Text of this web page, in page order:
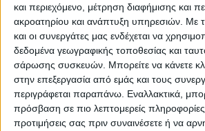
και περιεχόμενο, μέτρηση διαφήμισης και
ακροατηρίου και ανάπτυξη υπηρεσιών. Με
και οι συνεργάτες μας ενδέχεται να
δεδομένα γεωγραφικής τοποθεσίας και
σάρωσης συσκευών. Μπορείτε να κάνετε
στην επεξεργασία από εμάς και τους
περιγράφεται παραπάνω. Εναλλακτικά,
πρόσβαση σε πιο λεπτομερείς πληροφορίες
προτιμήσεις σας πριν συναινέσετε ή να
Η Αρχαιότερη Καθημερινή Πρωινή
ΠΑΡΟΜΟΙΑ ΑΡΘΡΑ